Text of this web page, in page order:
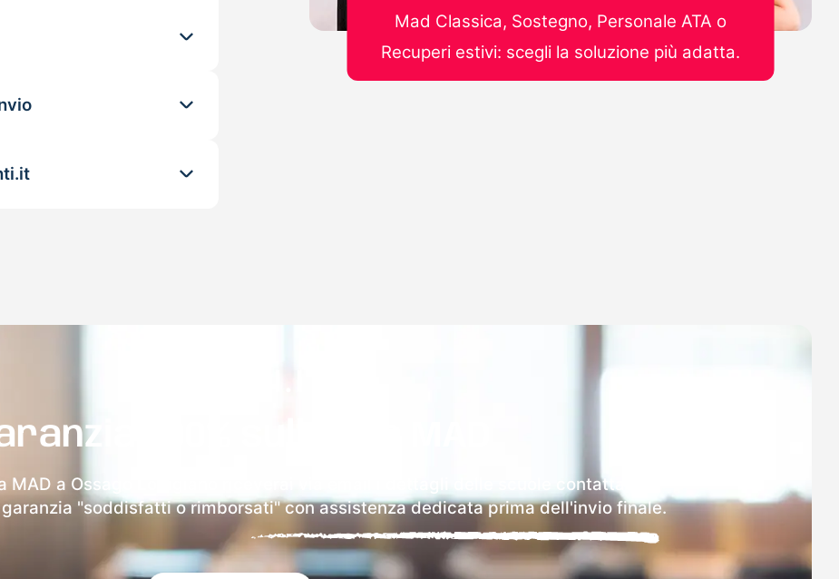
Mad Classica, Sostegno, Personale ATA o
Recuperi estivi: scegli la soluzione più adatta.
100% sulla tua MAD
MAD a Ossago Lodigiano riceverai via email i dettagli delle scuole contattate.
"soddisfatti o rimborsati" con assistenza dedicata prima dell'invio finale.